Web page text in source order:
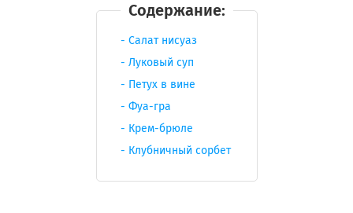
Содержание:
Салат нисуаз
Луковый суп
Петух в вине
Фуа-гра
Крем-брюле
Клубничный сорбет